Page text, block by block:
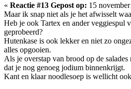
« Reactie #13 Gepost op: 15
Maar ik snap niet als je het afwisselt
Heb je ook Tartex en ander veggiespul
geprobeerd?
Hutenkase is ook lekker en niet zo
alles opgooien.
Als je overstap van brood op de
dat je nog genoeg jodium binnenkrijgt.
Kant en klaar noodlesoep is wellicht